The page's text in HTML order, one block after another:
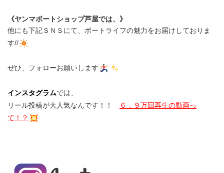
《ヤンマボートショップ芦屋では、》
他にも下記ＳＮＳにて、ボートライフの魅力をお届けしておりま
す//
ぜひ、フォローお願いします
インスタグラムでは、
リール投稿が大人気なんです！！
６．９万回再生の動画っ
て！？